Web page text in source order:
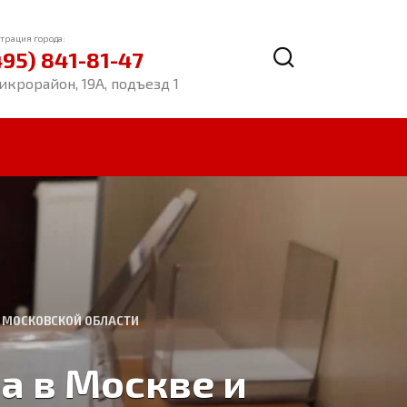
города:
841-81-47
19А, подъезд 1
ОБЛАСТИ
в Москве и